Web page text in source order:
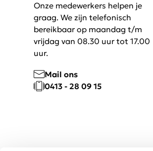
Onze medewerkers helpen je
graag. We zijn telefonisch
bereikbaar op maandag t/m
vrijdag van 08.30 uur tot 17.00
uur.
Mail ons
0413 - 28 09 15